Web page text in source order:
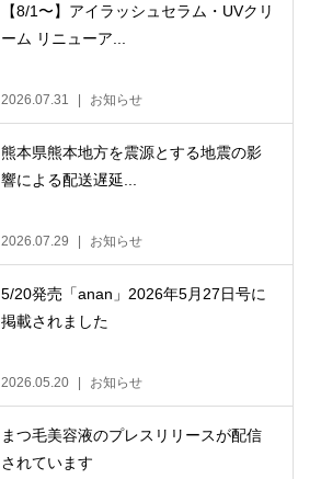
【8/1〜】アイラッシュセラム・UVクリ
ーム リニューア...
2026.07.31 お知らせ
熊本県熊本地方を震源とする地震の影
響による配送遅延...
2026.07.29 お知らせ
5/20発売「anan」2026年5月27日号に
掲載されました
2026.05.20 お知らせ
まつ毛美容液のプレスリリースが配信
されています